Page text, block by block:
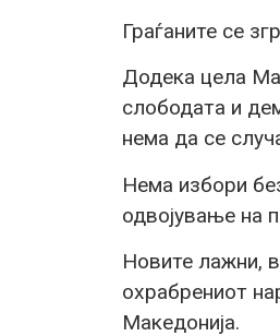
Граѓаните се
Додека цела
слободата и
нема да се
Нема избори
одвојување на
Новите лажни,
охрабрениот
Македонија.